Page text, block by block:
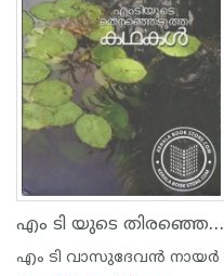
എം ടി യുടെ തിരഞ്ഞെടുത്ത കഥകള്‍
എം ടി വാസുദേവന്‍ നായര്‍